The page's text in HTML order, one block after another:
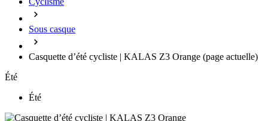
Sous casque
Casquette d’été cycliste | KALAS Z3 Orange (page actuelle)
Été
Été